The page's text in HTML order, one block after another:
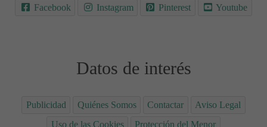
Facebook Instagram Pinterest Youtube
Datos de interés
Publicidad Quiénes Somos Contactar
Aviso Legal
Uso de las Cookies
Protección del Menor